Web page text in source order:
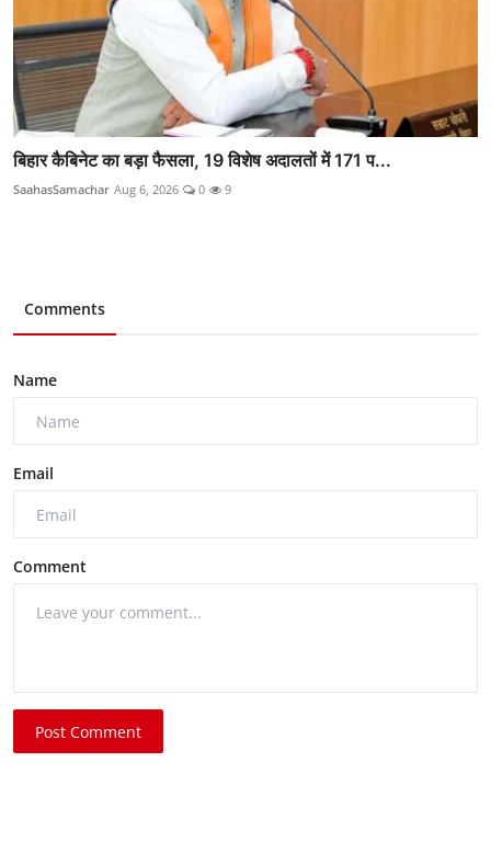
बिहार कैबिनेट का बड़ा फैसला, 19 विशेष अदालतों में 171 प...
SaahasSamachar Aug 6, 2026 0 9
Comments
Name
Email
Comment
Post Comment